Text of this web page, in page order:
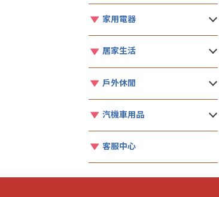
家用電器
居家生活
戶外休閒
汽機車用品
客服中心